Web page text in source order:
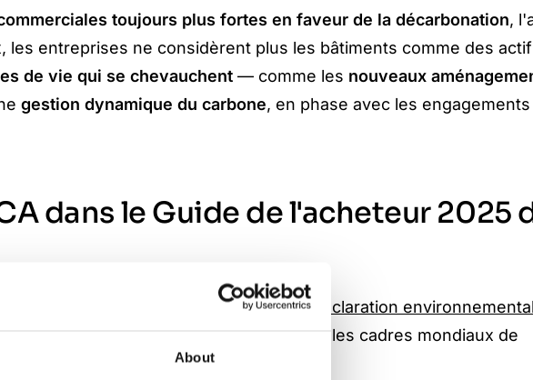
About
toujours plus fortes en faveur de la décarbonation,
les entreprises ne considèrent plus les bâtiments comme des
de vie qui se chevauchent — comme les nouveaux
gestion dynamique du carbone, en phase avec les
dans le Guide de l'acheteur 2025
de l’automatisation de l’ACVet de la déclaration
et soutenir la conformité avec les cadres mondiaux de